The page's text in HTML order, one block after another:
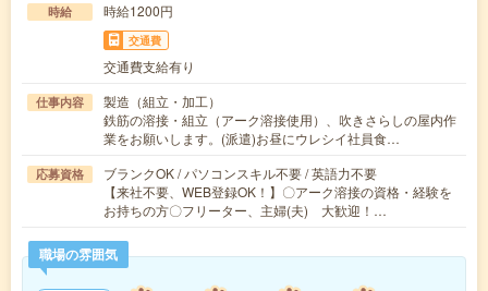
時給 時給1200円
交通費
交通費支給有り
仕事内容
製造（組立・加工）
鉄筋の溶接・組立（アーク溶接使用）、吹きさらしの屋内作
業をお願いします。(派遣)お昼にウレシイ社員食…
応募資格
ブランクOK / パソコンスキル不要 / 英語力不要
【来社不要、WEB登録OK！】〇アーク溶接の資格・経験を
お持ちの方〇フリーター、主婦(夫) 大歓迎！…
職場の雰囲気